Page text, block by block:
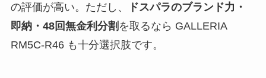
の評価が高い。ただし、
ドスパラのブランド力・
即納・48回無金利分割 を取るなら GALLERIA
RM5C-R46 も十分選択肢です。